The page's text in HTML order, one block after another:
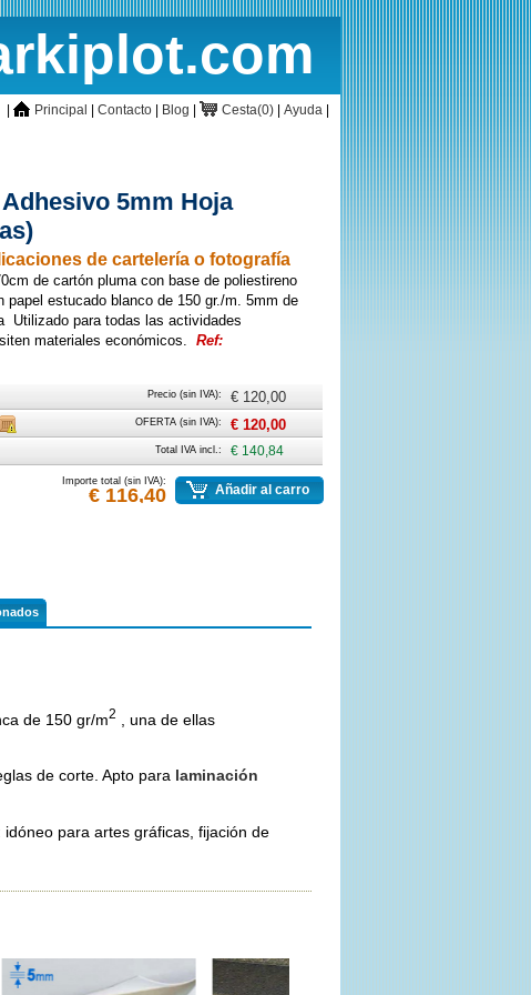
inicioPrincipal Contacto Blog CestaCesta(0) Ayuda
5mm Hoja
de cartelería o fotografía
de cartón pluma con base de poliestireno
papel estucado blanco de 150 gr./m. 5mm de
Utilizado para todas las actividades
materiales económicos. Ref:
Precio (sin IVA): € 120,00
Caja OFERTA (sin IVA): € 120,00
Total IVA incl.: € 140,84
Importe total (sin IVA):
€ 116,40 Añadir al carro
de 150 gr/m2
, una de ellas
de corte. Apto para laminación
para artes gráficas, fijación de